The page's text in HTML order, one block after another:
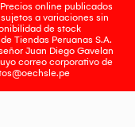
online publicados
a variaciones sin
de stock
Tiendas Peruanas S.A.
Juan Diego Gavelan
correo corporativo de